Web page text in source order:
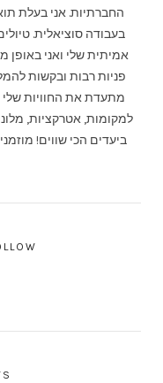
החברתיות. אני בעלת
בעבודה סוציאלית.
אמיתית שלי ואני
פניות רבות ובקשות
מתעדת את החוויות
למקומות, אטרקציות,
ביעדים הכי שווים!